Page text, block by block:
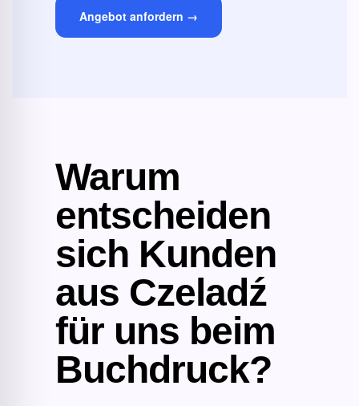
Angebot anfordern →
Warum
entscheiden
sich Kunden
aus Czeladź
für uns beim
Buchdruck?